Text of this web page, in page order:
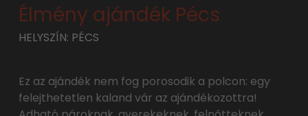
Élmény ajándék Pécs
HELYSZÍN: PÉCS
Ez az ajándék nem fog porosodik a polcon: egy
felejthetetlen kaland vár az ajándékozottra!